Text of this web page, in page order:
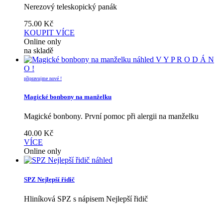
Nerezový teleskopický panák
75.00 Kč
KOUPIT VÍCE
Online only
na skladě
náhled V Y P R O D Á N
O !
připravujme nové !
Magické bonbony na manželku
Magické bonbony. První pomoc při alergii na manželku
40.00 Kč
VÍCE
Online only
náhled
SPZ Nejlepší řidič
Hliníková SPZ s nápisem Nejlepší řidič